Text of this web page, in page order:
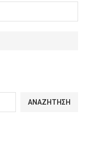
ΑΝΑΖΉΤΗΣΗ